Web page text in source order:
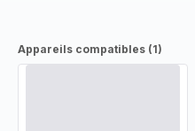
Appareils compatibles (1)